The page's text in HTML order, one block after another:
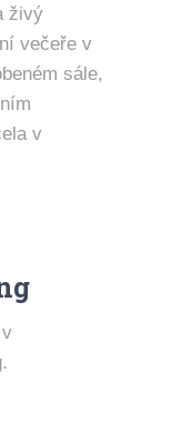
živý
večeře v
sále,
v